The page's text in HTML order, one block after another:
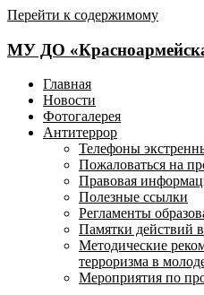
Перейти к содержимому
МУ ДО
Главная
Новости
Фотогалерея
Антитеррор
Телефоны
Пожаловаться на
Правовая
Полезные ссылки
Регламенты
Памятки действий
Методические
терроризма в
Мероприятия по